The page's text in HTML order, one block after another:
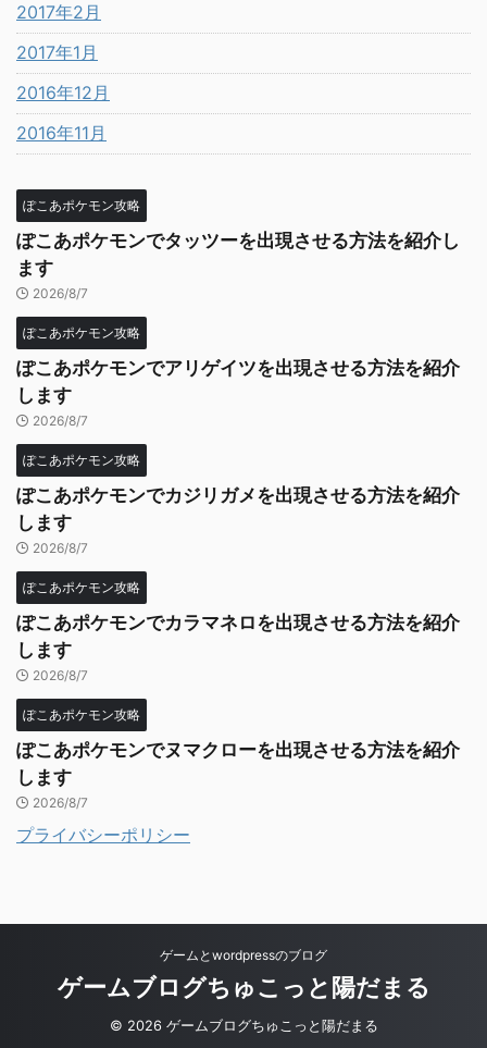
2017年2月
2017年1月
2016年12月
2016年11月
ぽこあポケモン攻略
ぽこあポケモンでタッツーを出現させる方法を紹介し
ます
2026/8/7
ぽこあポケモン攻略
ぽこあポケモンでアリゲイツを出現させる方法を紹介
します
2026/8/7
ぽこあポケモン攻略
ぽこあポケモンでカジリガメを出現させる方法を紹介
します
2026/8/7
ぽこあポケモン攻略
ぽこあポケモンでカラマネロを出現させる方法を紹介
します
2026/8/7
ぽこあポケモン攻略
ぽこあポケモンでヌマクローを出現させる方法を紹介
します
2026/8/7
プライバシーポリシー
ゲームとwordpressのブログ
ゲームブログちゅこっと陽だまる
© 2026 ゲームブログちゅこっと陽だまる